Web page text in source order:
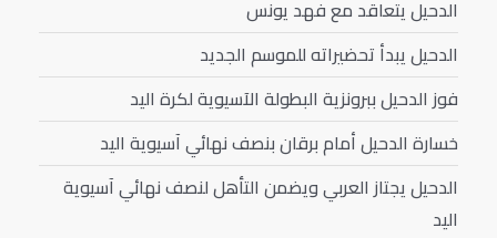
الدحيل يتعاقد مع فهد يونس
الدحيل يبدأ تحضيراته للموسم الجديد
فوز الدحيل ببرونزية البطولة الآسيوية لكرة اليد
خسارة الدحيل أمام برقان بنصف نهائي آسيوية اليد
الدحيل يجتاز العربي ويضمن التأهل لنصف نهائي آسيوية
اليد